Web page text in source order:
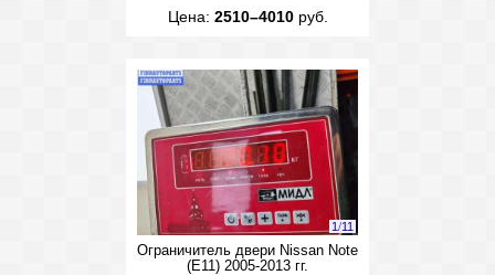
Цена: 2510–4010руб.
1/11
Ограничитель двери Nissan Note
(E11) 2005-2013 гг.